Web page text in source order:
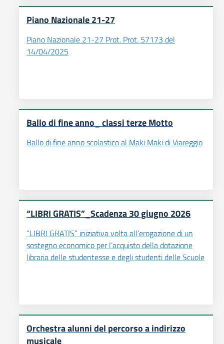
Piano Nazionale 21-27
Piano Nazionale 21-27 Prot. Prot. 57173 del
14/04/2025
Ballo di fine anno_ classi terze Motto
Ballo di fine anno scolastico al Maki Maki di Viareggio
“LIBRI GRATIS”_Scadenza 30 giugno 2026
“LIBRI GRATIS” iniziativa volta all’erogazione di un
sostegno economico per l’acquisto della dotazione
libraria delle studentesse e degli studenti delle Scuole
Orchestra alunni del percorso a indirizzo
musicale